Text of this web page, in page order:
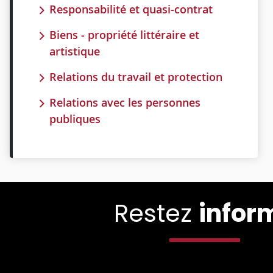
Responsabilité et quasi-contrat
Biens - propriété littéraire et
artistique
Relations du travail et protection
Relations avec les personnes
publiques
Restez